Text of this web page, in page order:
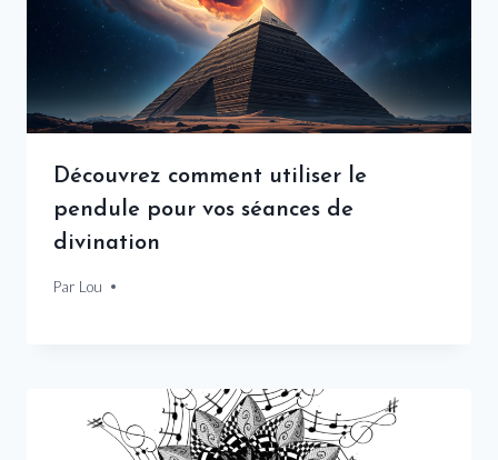
Découvrez comment utiliser le
pendule pour vos séances de
divination
Par Lou
9 janvier 2025